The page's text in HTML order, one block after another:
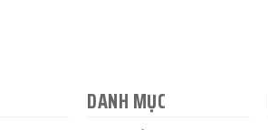
DANH MỤC